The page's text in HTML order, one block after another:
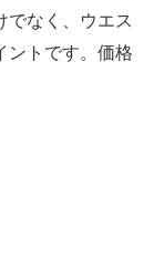
でなく、ウエス
ントです。価格